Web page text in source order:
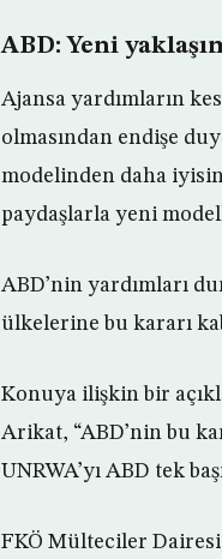
ABD: Yeni
Ajansa yardımların
olmasından endişe
modelinden daha
paydaşlarla yeni
ABD’nin yardımları
ülkelerine bu kararı
Konuya ilişkin bir
Arikat, “ABD’nin bu
UNRWA’yı ABD tek
FKÖ Mülteciler Dairesi